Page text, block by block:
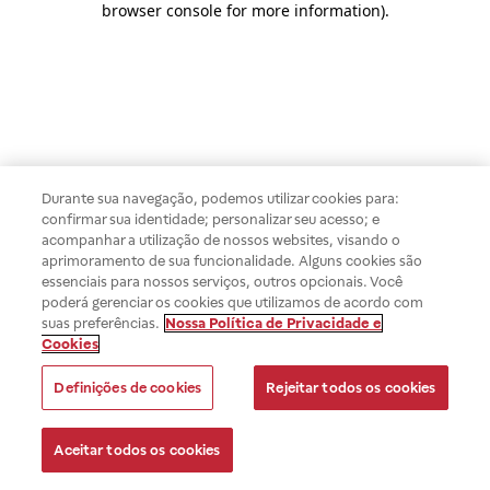
browser console for more information).
Durante sua navegação, podemos utilizar cookies para:
confirmar sua identidade; personalizar seu acesso; e
acompanhar a utilização de nossos websites, visando o
aprimoramento de sua funcionalidade. Alguns cookies são
essenciais para nossos serviços, outros opcionais. Você
poderá gerenciar os cookies que utilizamos de acordo com
suas preferências. Nossa Política de Privacidade e
Cookies
Definições de cookies Rejeitar todos os cookies
Aceitar todos os cookies